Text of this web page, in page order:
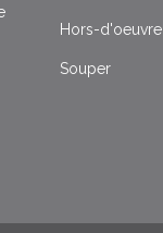
Hors-d'oeuvre
Souper